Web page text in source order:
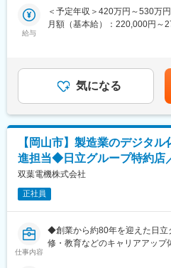
受注が決定した案件について
を行います。
設計図に基づき、必要な制御盤
す。
（6）工事の実施
現場での施工を行います。工事
場合と、外部の電気業者と連携
（7）試運転・動作確認
施工完了後、システムの試運転
いたします。
（8）完成・お引き渡し
すべての工程が完了した後、お
■部署構成：
主な業務内容は、現場の進行
な図面作成、コストの見積もり
お客様は、製造業の工場やオフ
ニーズに対応する柔軟性と調
これまでのご経験を活かし、
■業務内容：
・クライアントとの打ち合わせ
全般をお任せします
・電気や設備工事に関する見積
い業務に携わっていただけます
・大手ゼネコンとは異なり、長
ありません。
※お客様は、製造業の工場やオ
生した場合は、代休を取得で
※営業エリア：岡山県西部エリア
給与
＜予定年収＞420万円～530万
月額（基本給）：220,000円～
与については役職により変わり
これまでのご経験やスキルを
ご用意いたします。 ■昇給：年
（上期12月・下期3月／過去実
も目安の金額であり、選考を通
月給(月額)は固定手当を含めた
気になる
【岡山市】製造業のデジタ
進担当◆日立グループ特約店
双葉電機株式会社
正社員
仕事内容
◆創業から約80年を迎えた日
修・教育などのキャリアアッ